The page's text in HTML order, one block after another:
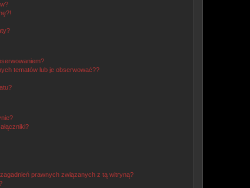
tematów lub je obserwować??
prawnych związanych z tą witryną?